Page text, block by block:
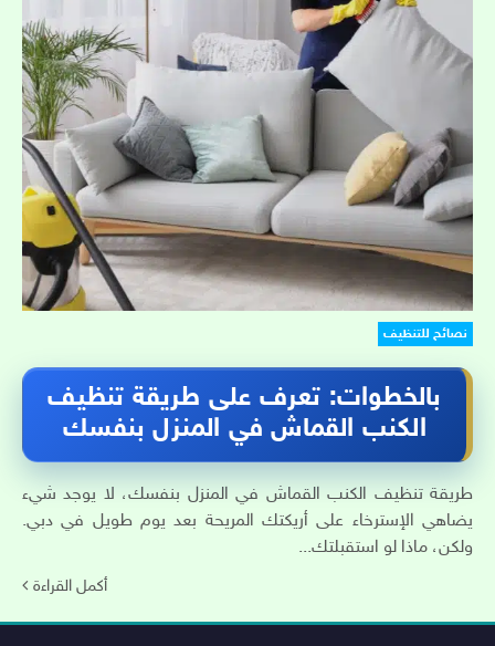
نصائح للتنظيف
بالخطوات: تعرف على طريقة تنظيف
الكنب القماش في المنزل بنفسك
طريقة تنظيف الكنب القماش في المنزل بنفسك، لا يوجد شيء
يضاهي الإسترخاء على أريكتك المريحة بعد يوم طويل في دبي.
ولكن، ماذا لو استقبلتك...
أكمل القراءة